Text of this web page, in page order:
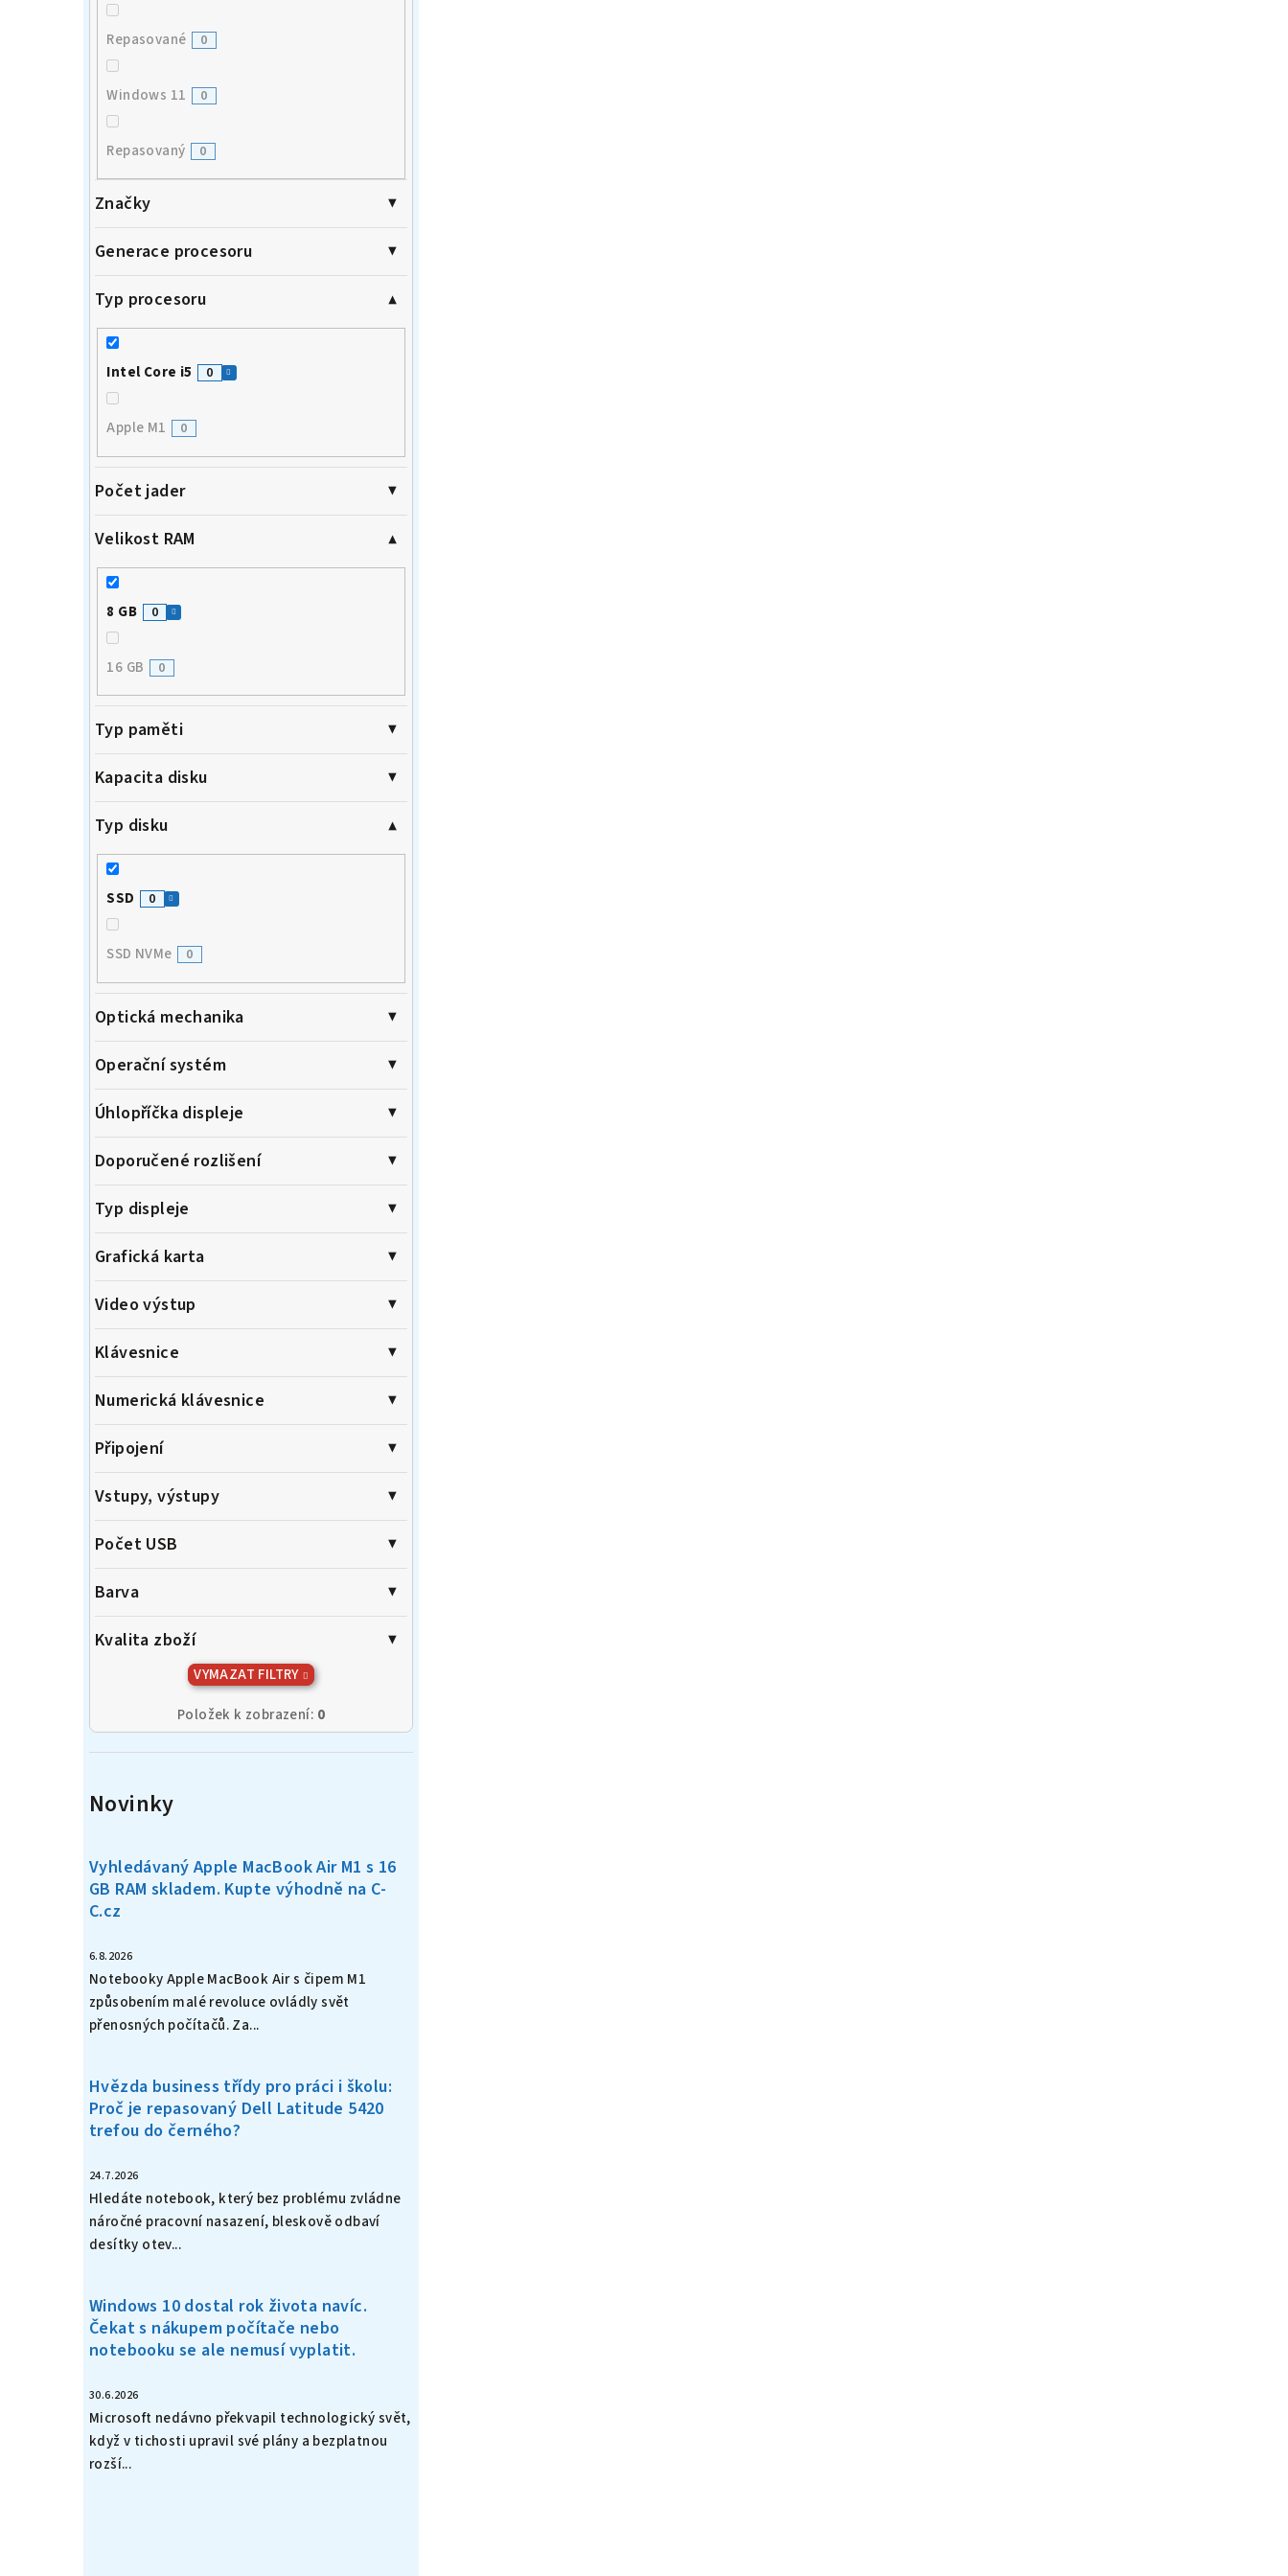
Repasované 0
Windows 11 0
Repasovaný 0
Značky
Generace procesoru
Typ procesoru
Intel Core i5 0
Apple M1 0
Počet jader
Velikost RAM
8 GB 0
16 GB 0
Typ paměti
Kapacita disku
Typ disku
SSD 0
SSD NVMe 0
Optická mechanika
Operační systém
Úhlopříčka displeje
Doporučené rozlišení
Typ displeje
Grafická karta
Video výstup
Klávesnice
Numerická klávesnice
Připojení
Vstupy, výstupy
Počet USB
Barva
Kvalita zboží
VYMAZAT FILTRY
Položek k zobrazení: 0
Novinky
Vyhledávaný Apple MacBook Air M1 s 16
GB RAM skladem. Kupte výhodně na C-
C.cz
6.8.2026
Notebooky Apple MacBook Air s čipem M1
způsobením malé revoluce ovládly svět
přenosných počítačů. Za...
Hvězda business třídy pro práci i školu:
Proč je repasovaný Dell Latitude 5420
trefou do černého?
24.7.2026
Hledáte notebook, který bez problému zvládne
náročné pracovní nasazení, bleskově odbaví
desítky otev...
Windows 10 dostal rok života navíc.
Čekat s nákupem počítače nebo
notebooku se ale nemusí vyplatit.
30.6.2026
Microsoft nedávno překvapil technologický svět,
když v tichosti upravil své plány a bezplatnou
rozší...